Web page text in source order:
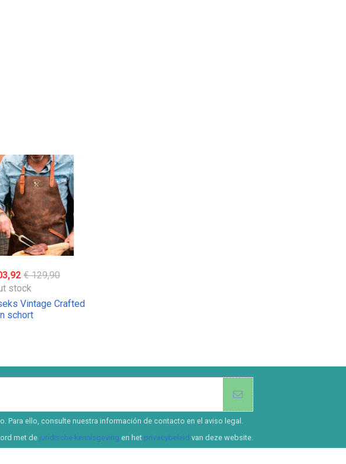
€ 129,90
stock
Vintage Crafted
schort
Para ello, consulte nuestra información de contacto en el aviso legal.
met de juridische kennisgeving en het privacybeleid van deze website.